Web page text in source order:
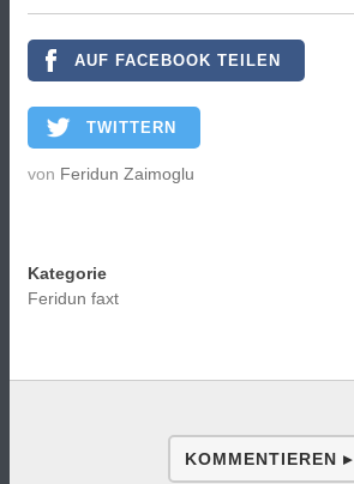
AUF FACEBOOK TEILEN
TWITTERN
von Feridun Zaimoglu
Kategorie
Feridun faxt
KOMMENTIEREN ▸